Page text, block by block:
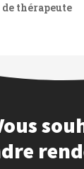
thérapeute